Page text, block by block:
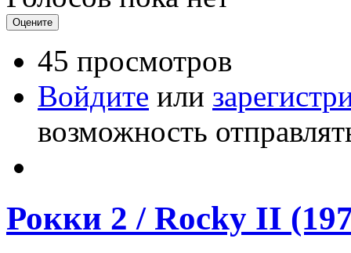
45 просмотров
Войдите или
возможность
Рокки 2 / Rocky II